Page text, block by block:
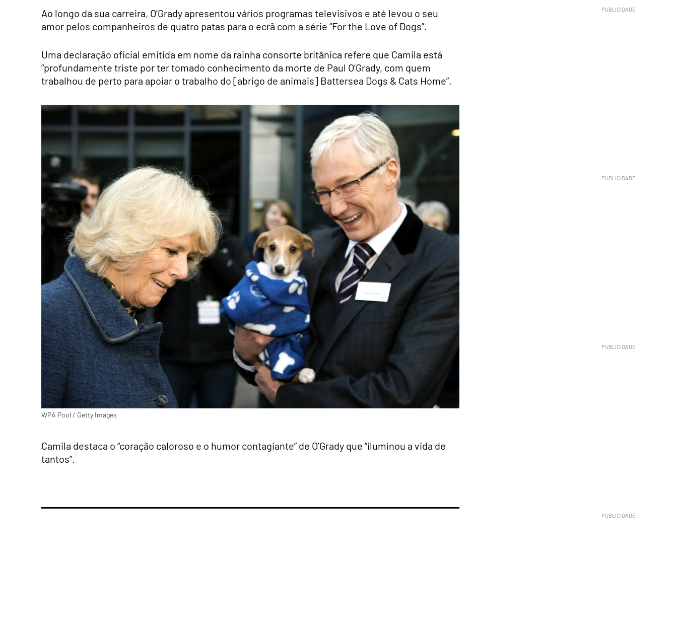
Ao longo da sua carreira, O’Grady apresentou vários programas televisivos e até levou o seu
amor pelos companheiros de quatro patas para o ecrã com a série “For the Love of Dogs”.
Uma declaração oficial emitida em nome da rainha consorte britânica refere que Camila está
“profundamente triste por ter tomado conhecimento da morte de Paul O’Grady, com quem
trabalhou de perto para apoiar o trabalho do [abrigo de animais] Battersea Dogs & Cats Home”.
WPA Pool / Getty Images
Camila destaca o “coração caloroso e o humor contagiante” de O’Grady que “iluminou a vida de
tantos”.